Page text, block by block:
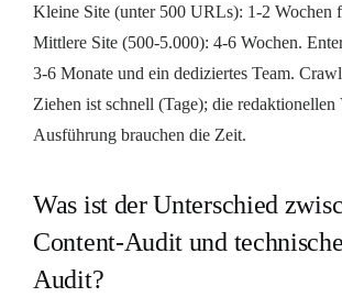
Kleine Site (unter 500 URLs): 1-2 Wochen
Mittlere Site (500-5.000): 4-6 Wochen.
3-6 Monate und ein dediziertes Team.
Ziehen ist schnell (Tage); die redaktionellen
Ausführung brauchen die Zeit.
Was ist der Unterschied
Content-Audit und
Audit?